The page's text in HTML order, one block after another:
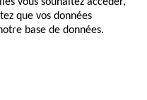
que vos données
base de données.